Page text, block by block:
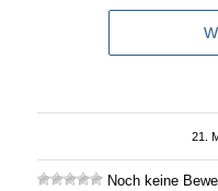
21.
Noch keine